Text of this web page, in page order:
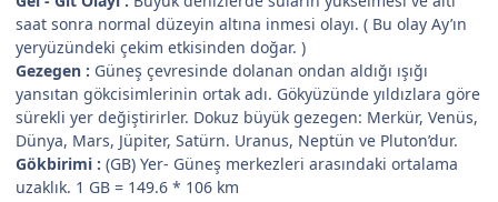
saat sonra normal düzeyin altına inmesi olayı. ( Bu olay Ay’ın
yeryüzündeki çekim etkisinden doğar. )
Gezegen : Güneş çevresinde dolanan ondan aldığı ışığı
yansıtan gökcisimlerinin ortak adı. Gökyüzünde yıldızlara göre
sürekli yer değiştirirler. Dokuz büyük gezegen: Merkür, Venüs,
Dünya, Mars, Jüpiter, Satürn. Uranus, Neptün ve Pluton’dur.
Gökbirimi : (GB) Yer- Güneş merkezleri arasındaki ortalama
uzaklık. 1 GB = 149.6 * 106 km